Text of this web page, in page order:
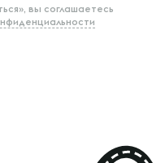
вы соглашаетесь